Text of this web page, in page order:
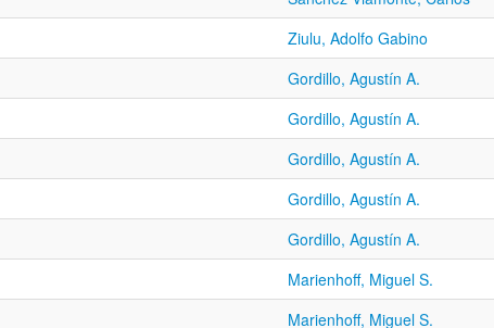
Ziulu, Adolfo Gabino
Gordillo, Agustín A.
Gordillo, Agustín A.
Gordillo, Agustín A.
Gordillo, Agustín A.
Gordillo, Agustín A.
Marienhoff, Miguel S.
Marienhoff, Miguel S.